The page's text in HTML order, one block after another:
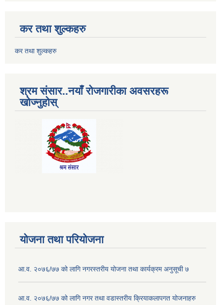
कर तथा शुल्कहरु
कर तथा शुल्कहरु
श्रम संसार..नयाँ रोजगारीका अवसरहरू
खोज्नुहोस्
योजना तथा परियोजना
आ.व. २०७६/७७ को लागि नगरस्तरीय योजना तथा कार्यक्रम अनुसूची ७
आ.व. २०७६/७७ को लागि नगर तथा वडास्तरीय क्रियाकलापगत योजनाहरु